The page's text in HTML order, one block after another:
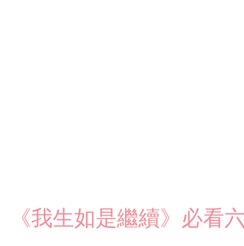
《我生如是繼續》必看